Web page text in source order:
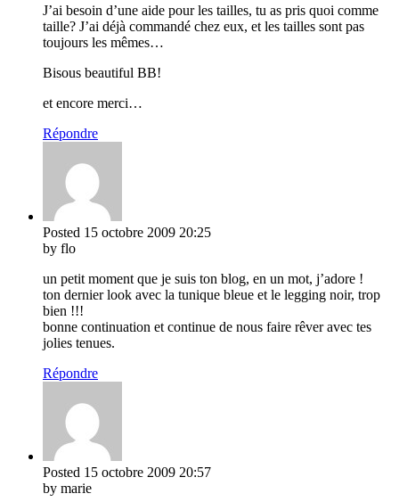
J’ai besoin d’une aide pour les tailles, tu as pris quoi comme
taille? J’ai déjà commandé chez eux, et les tailles sont pas
toujours les mêmes…
Bisous beautiful BB!
et encore merci…
Répondre
Posted 15 octobre 2009 20:25
by flo
un petit moment que je suis ton blog, en un mot, j’adore !
ton dernier look avec la tunique bleue et le legging noir, trop
bien !!!
bonne continuation et continue de nous faire rêver avec tes
jolies tenues.
Répondre
Posted 15 octobre 2009 20:57
by marie